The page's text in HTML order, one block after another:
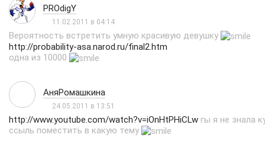
PROdigY
11.02.2011 в 04:14
Вероятность встретить умную красивую девушку
http://probability-asa.narod.ru/final2.htm
одна из 10000
АняРомашкина
24.05.2011 в 13:51
http://www.youtube.com/watch?v=iOnHtPHiCLw гы я не знала
ссыль поместить в какую тему